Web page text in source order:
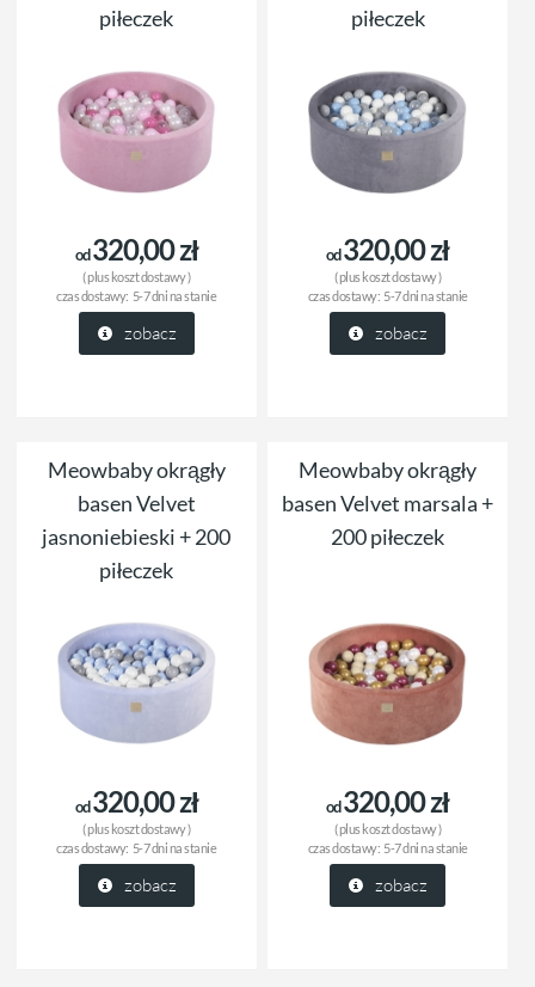
piłeczek
od320,00 zł
( plus koszt dostawy)
czas dostawy: 5-7 dni na stanie
zobacz
piłeczek
od320,00 zł
( plus koszt dostawy)
czas dostawy: 5-7 dni na stanie
zobacz
Meowbaby okrągły
basen Velvet
jasnoniebieski + 200
piłeczek
od320,00 zł
( pluskoszt dostawy)
czas dostawy: 5-7 dni na stanie
zobacz
Meowbaby okrągły
basen Velvet marsala +
200 piłeczek
od320,00 zł
( pluskoszt dostawy)
czas dostawy: 5-7 dni na stanie
zobacz